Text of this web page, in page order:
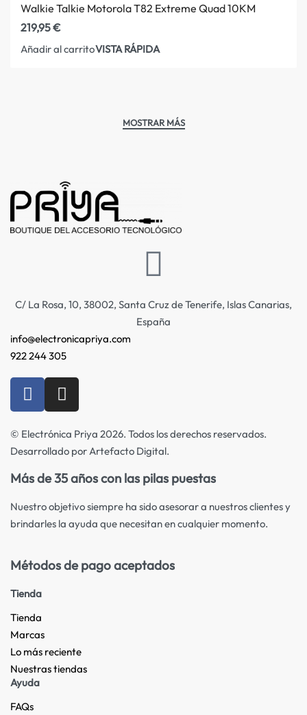
Walkie Talkie Motorola T82 Extreme Quad 10KM
219,95€
Añadir al carritoVISTA RÁPIDA
C/ La Rosa, 10, 38002, Santa Cruz de Tenerife, Islas Canarias,
España
info@electronicapriya.com
922 244 305
© Electrónica Priya 2026. Todos los derechos reservados.
Desarrollado por Artefacto Digital.
Más de 35 años con las pilas puestas
Nuestro objetivo siempre ha sido asesorar a nuestros clientes y
brindarles la ayuda que necesitan en cualquier momento.
Métodos de pago aceptados
Tienda
Tienda
Marcas
Lo más reciente​
Nuestras tiendas​
Ayuda
FAQs